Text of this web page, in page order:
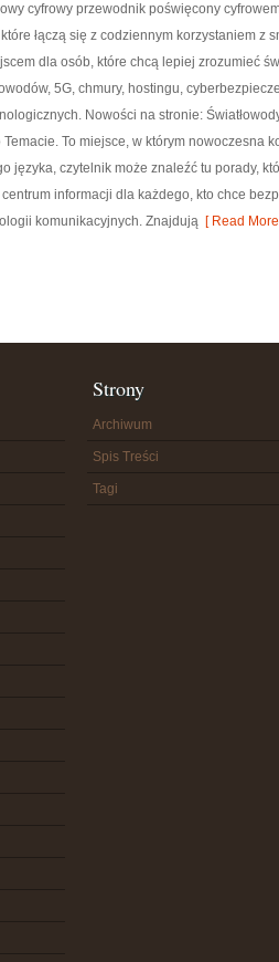
cyfrowy przewodnik poświęcony
łączą się z codziennym korzystaniem z
dla osób, które chcą lepiej zrozumieć
5G, chmury, hostingu,
Nowości na stronie:
To miejsce, w którym nowoczesna
języka, czytelnik może znaleźć tu porady,
informacji dla każdego, kto chce
komunikacyjnych. Znajdują [ Read
Strony
Archiwum
Spis Treści
Tagi